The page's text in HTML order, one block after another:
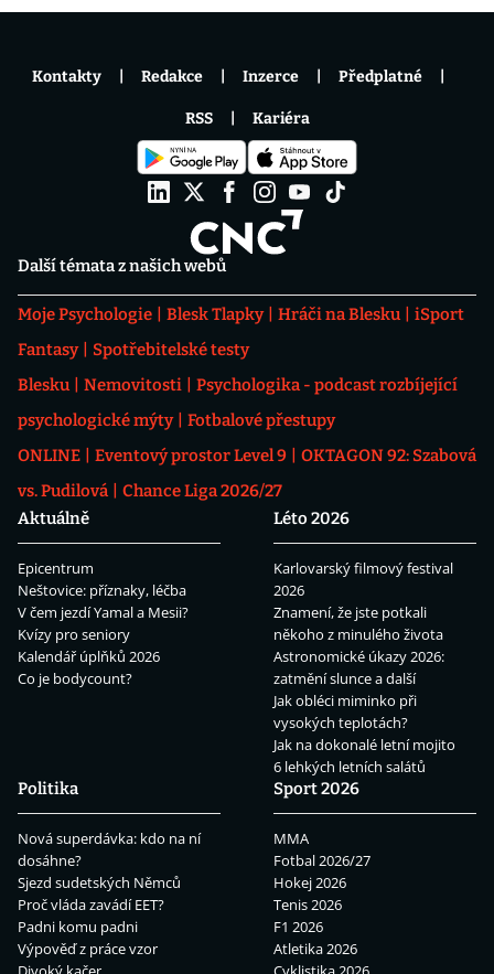
Další témata z našich webů
Moje Psychologie Blesk Tlapky Hráči na Blesku
iSport
Fantasy
Spotřebitelské testy
Blesku
Nemovitosti
Psychologika - podcast rozbíjející
psychologické mýty
Fotbalové přestupy
ONLINE
Eventový prostor Level 9
OKTAGON 92: Szabová
vs. Pudilová
Chance Liga 2026/27
Aktuálně
Epicentrum
Neštovice: příznaky, léčba
V čem jezdí Yamal a Mesii?
Kvízy pro seniory
Kalendář úplňků 2026
Co je bodycount?
Léto 2026
Karlovarský filmový festival
2026
Znamení, že jste potkali
někoho z minulého života
Astronomické úkazy 2026:
zatmění slunce a další
Jak obléci miminko při
vysokých teplotách?
Jak na dokonalé letní mojito
6 lehkých letních salátů
Politika
Nová superdávka: kdo na ní
dosáhne?
Sjezd sudetských Němců
Proč vláda zavádí EET?
Padni komu padni
Výpověď z práce vzor
Sport 2026
MMA
Fotbal 2026/27
Hokej 2026
Tenis 2026
F1 2026
Atletika 2026
Kontakty Redakce Inzerce Předplatné
RSS Kariéra